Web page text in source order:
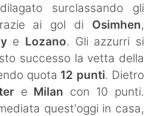
surclassando gli
ai gol di Osimhen,
e Lozano. Gli azzurri si
successo la vetta della
quota 12 punti. Dietro
e Milan con 10 punti.
quest'oggi in casa,